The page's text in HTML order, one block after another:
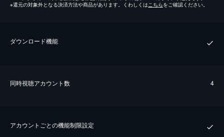
※還元の対象外となる決済方法や商品があります。くわしくは こちらをご確認ください。
ダウンロード機能
同時視聴アカウント数 4
アカウントごとの機能制限設定